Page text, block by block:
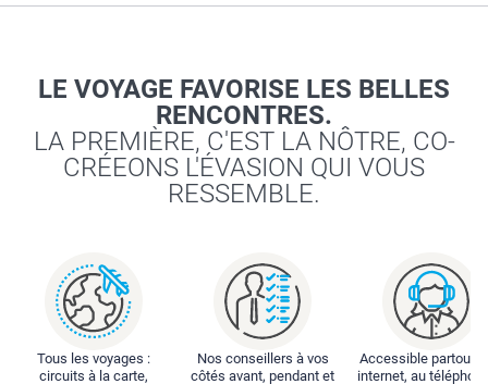
LE VOYAGE FAVORISE LES BELLES
RENCONTRES.
LA PREMIÈRE, C'EST LA NÔTRE, CO-
CRÉEONS L'ÉVASION QUI VOUS
RESSEMBLE.
Tous les voyages :
circuits à la carte,
Nos conseillers à vos
côtés avant, pendant et
Accessible partout :
internet, au